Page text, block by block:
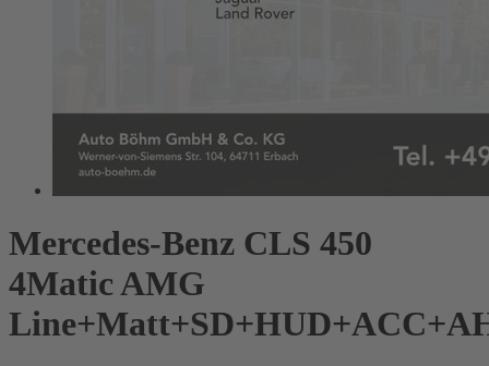
Mercedes-Benz CLS 450
4Matic AMG